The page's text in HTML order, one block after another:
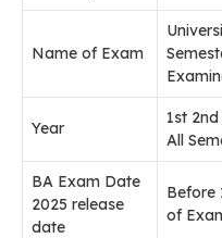
Name of Exam
Year
1st
All
BA Exam Date
2025 release
date
Before
of